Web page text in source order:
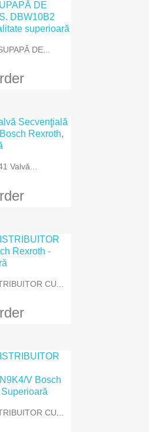
rapida
DE...
rapida
Valvă...
rapidaCU...
rapidaCU...